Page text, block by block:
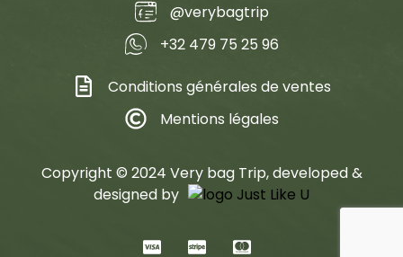
@verybagtrip
+32 479 75 25 96
Conditions générales de ventes
Mentions légales
Copyright © 2024 Very bag Trip, developed &
designed by